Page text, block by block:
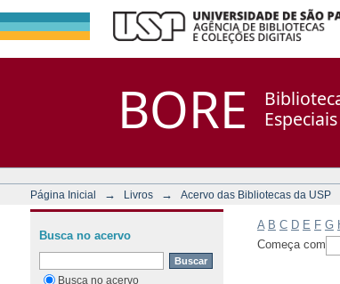
BORE
Página Inicial → Livros → Acervo das Bibliotecas da USP
A B C D E F G
Começa com
Busca no acervo
Busca no acervo